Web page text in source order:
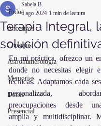
Todo
Ancestros
Consejos
Astronumerología
Memorias
Dones
Presencial
Terapia Integral,
solución
Sabela B.
6 ago 2024 1 min de lectura
En mi práctica, ofrezco un
donde no necesitas elegir
técnicas. Adaptamos cada
personalizada,
preocupaciones desde
amplia y multidisciplinar.